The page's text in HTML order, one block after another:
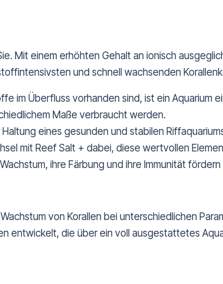
Mit einem erhöhten Gehalt an ionisch
und schnell wachsenden
im Überfluss vorhanden sind, ist ein Aquarium
Maße verbraucht werden.
eines gesunden und stabilen
mit Reef Salt + dabei, diese wertvollen
ihre Färbung und ihre Immunität fördern
von Korallen bei unterschiedlichen
entwickelt, die über ein voll ausgestattetes